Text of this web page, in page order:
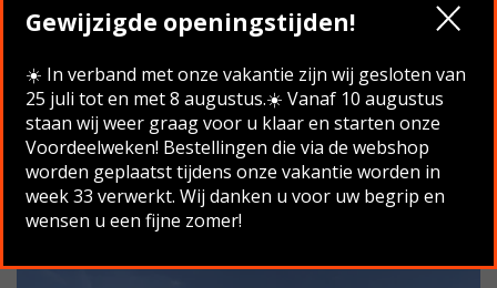
KLANTEN BEOORDELEN ONS MET EEN 9.6/10
Home/ Aanbod
Terug naar overzicht
Gewijzigde openingstijden!
☀️ In verband met onze vakantie zijn wij gesloten van
25 juli tot en met 8 augustus.☀️ Vanaf 10 augustus
staan wij weer graag voor u klaar en starten onze
Voordeelweken! Bestellingen die via de webshop
worden geplaatst tijdens onze vakantie worden in
week 33 verwerkt. Wij danken u voor uw begrip en
wensen u een fijne zomer!